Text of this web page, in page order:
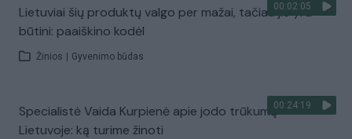
00:02:05
Lietuviai šių produktų valgo per mažai, tačiau jie yra
būtini: paaiškino kodėl
Žinios Gyvenimo būdas
00:24:19
Specialistė Vaida Kurpienė apie jodo trūkumą
Lietuvoje: ką turime žinoti